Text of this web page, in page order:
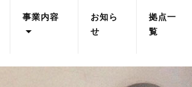
事業内容
お知ら
せ
拠点一
覧